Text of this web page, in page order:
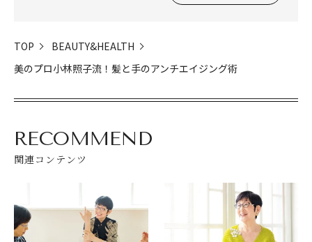
TOP
BEAUTY&HEALTH
美のプロ小林照子流！髪と手のアンチエイジング術
RECOMMEND
関連コンテンツ